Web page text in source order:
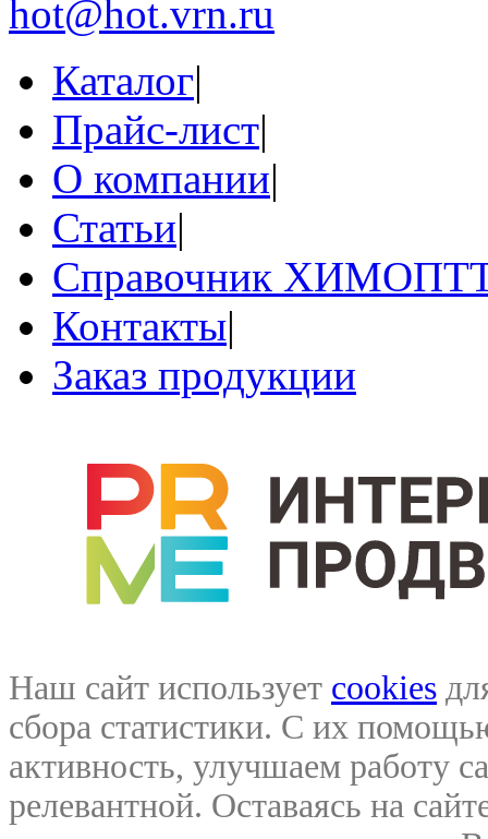
hot@hot.vrn.ru
Каталог|
Прайс-лист|
О компании|
Статьи|
Справочник
Контакты|
Заказ продукции
Наш сайт использует cookies
сбора статистики. С их
активность, улучшаем работу
релевантной. Оставаясь на